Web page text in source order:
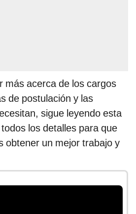
más acerca de los cargos
de postulación y las
sigue leyendo esta
los detalles para que
obtener un mejor trabajo y